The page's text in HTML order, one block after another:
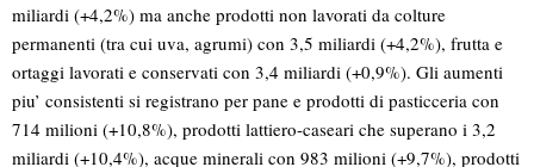
miliardi (+4,2%) ma anche prodotti non lavorati da colture
permanenti (tra cui uva, agrumi) con 3,5 miliardi (+4,2%), frutta e
ortaggi lavorati e conservati con 3,4 miliardi (+0,9%). Gli aumenti
piu’ consistenti si registrano per pane e prodotti di pasticceria con
714 milioni (+10,8%), prodotti lattiero-caseari che superano i 3,2
miliardi (+10,4%), acque minerali con 983 milioni (+9,7%), prodotti